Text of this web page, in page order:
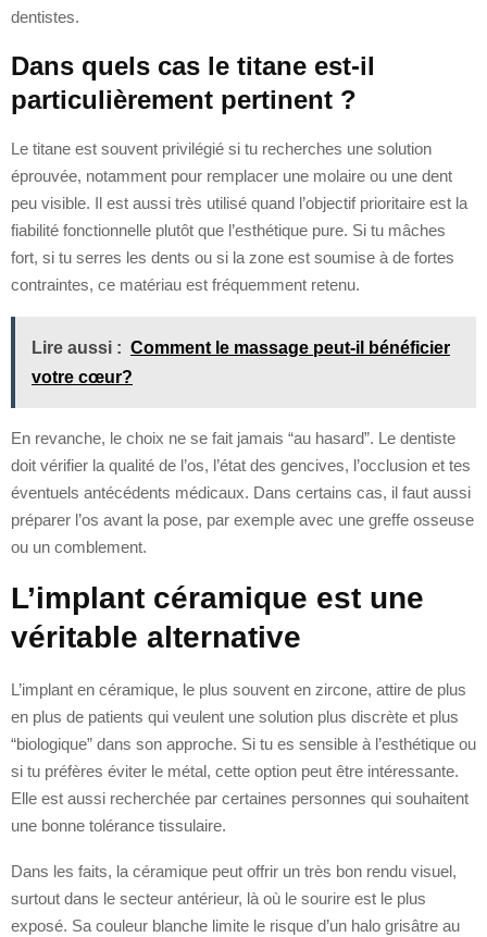
dentistes.
Dans quels cas le titane est-il
particulièrement pertinent ?
Le titane est souvent privilégié si tu recherches une solution
éprouvée, notamment pour remplacer une molaire ou une dent
peu visible. Il est aussi très utilisé quand l’objectif prioritaire est la
fiabilité fonctionnelle plutôt que l’esthétique pure. Si tu mâches
fort, si tu serres les dents ou si la zone est soumise à de fortes
contraintes, ce matériau est fréquemment retenu.
Lire aussi : Comment le massage peut-il bénéficier
votre cœur?
En revanche, le choix ne se fait jamais “au hasard”. Le dentiste
doit vérifier la qualité de l’os, l’état des gencives, l’occlusion et tes
éventuels antécédents médicaux. Dans certains cas, il faut aussi
préparer l’os avant la pose, par exemple avec une greffe osseuse
ou un comblement.
L’implant céramique est une
véritable alternative
L’implant en céramique, le plus souvent en zircone, attire de plus
en plus de patients qui veulent une solution plus discrète et plus
“biologique” dans son approche. Si tu es sensible à l’esthétique ou
si tu préfères éviter le métal, cette option peut être intéressante.
Elle est aussi recherchée par certaines personnes qui souhaitent
une bonne tolérance tissulaire.
Dans les faits, la céramique peut offrir un très bon rendu visuel,
surtout dans le secteur antérieur, là où le sourire est le plus
exposé. Sa couleur blanche limite le risque d’un halo grisâtre au